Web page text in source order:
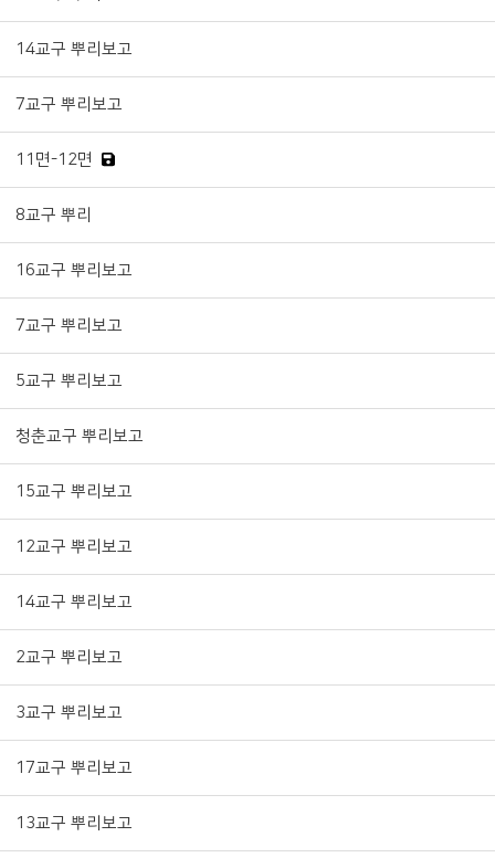
14교구 뿌리보고
7교구 뿌리보고
11면-12면
8교구 뿌리
16교구 뿌리보고
7교구 뿌리보고
5교구 뿌리보고
청춘교구 뿌리보고
15교구 뿌리보고
12교구 뿌리보고
14교구 뿌리보고
2교구 뿌리보고
3교구 뿌리보고
17교구 뿌리보고
13교구 뿌리보고